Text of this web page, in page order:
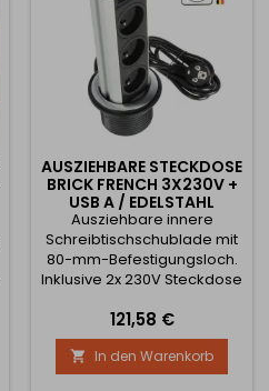
AUSZIEHBARE STECKDOSE
BRICK FRENCH 3X230V +
USB A / EDELSTAHL
Ausziehbare innere
Schreibtischschublade mit
80-mm-Befestigungsloch.
Inklusive 2x 230V Steckdose
Befestigungsloch : 80 mm
Höhe der Steckdose 265
mm Auszug der Schublade
: 189 mm Die Steckdose ist
Preis
121,58 €
 In den Warenkorb